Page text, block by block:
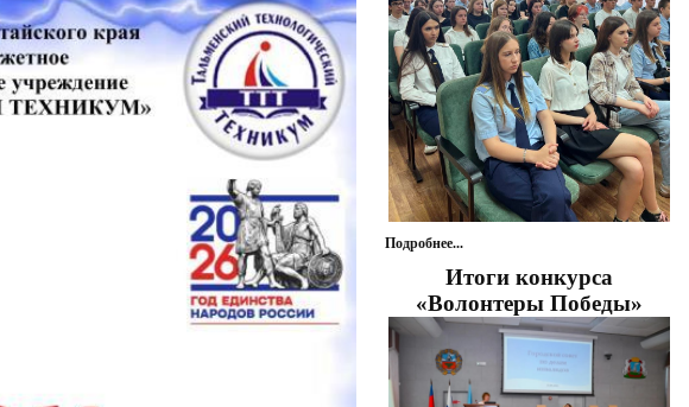
Подробнее...
Итоги конкурса
«Волонтеры Победы»